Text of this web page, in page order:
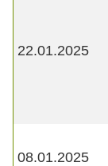
22.01.2025
08.01.2025